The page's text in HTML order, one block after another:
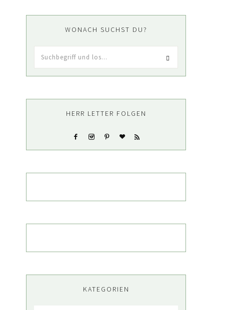
WONACH SUCHST DU?
los...
HERR LETTER FOLGEN
KATEGORIEN